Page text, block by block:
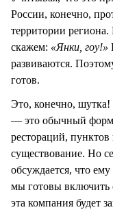
России, конечно,
территории
скажем: «Янки, гоу!»
развиваются.
готов.
Это, конечно,
— это обычный
рестораций,
существование. Но
обсуждается, что
мы готовы включить
эта компания будет